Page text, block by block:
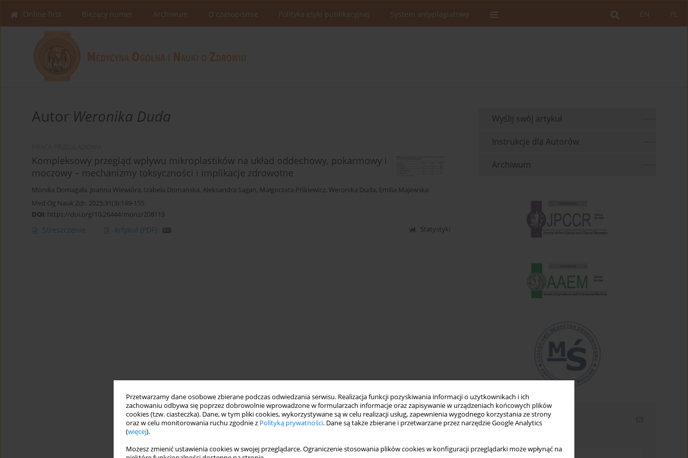
Przetwarzamy dane osobowe zbierane podczas odwiedzania serwisu. Realizacja funkcji pozyskiwania informacji o użytkownikach i ich
zachowaniu odbywa się poprzez dobrowolnie wprowadzone w formularzach informacje oraz zapisywanie w urządzeniach końcowych plików
cookies (tzw. ciasteczka). Dane, w tym pliki cookies, wykorzystywane są w celu realizacji usług, zapewnienia wygodnego korzystania ze strony
oraz w celu monitorowania ruchu zgodnie z Polityką prywatności. Dane są także zbierane i przetwarzane przez narzędzie Google Analytics
(więcej).
Możesz zmienić ustawienia cookies w swojej przeglądarce. Ograniczenie stosowania plików cookies w konfiguracji przeglądarki może wpłynąć na
PL
EN
Online first Bieżący numer Archiwum O czasopiśmie Polityka etyki publikacyjnej System antyplagiatowy
Autor Weronika Duda
Kompleksowy przegląd wpływu mikroplastików na układ oddechowy, pokarmowy i
moczowy – mechanizmy toksyczności i implikacje zdrowotne
Monika Domagała, Joanna Wiewióra, Izabela Domańska, Aleksandra Sagan, Małgorzata Piśkiewicz, Weronika Duda, Emilia Majewska
Med Og Nauk Zdr. 2025;31(3):149-155
DOI: https://doi.org/10.26444/monz/208119
Streszczenie Artykuł (PDF) Statystyki
Wyślij swój artykuł
Instrukcje dla Autorów
Archiwum
Newsletter